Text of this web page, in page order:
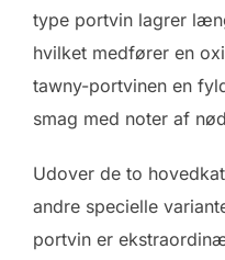
type portvin lagrer
hvilket medfører en
tawny-portvinen en
smag med noter af
Udover de to
andre specielle
portvin er